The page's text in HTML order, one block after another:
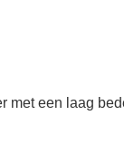
met een laag